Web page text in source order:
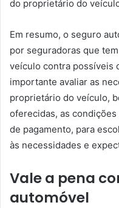
do proprietário do
Em resumo, o seguro
por seguradoras que
veículo contra possíveis
importante avaliar as
proprietário do veículo,
oferecidas, as
de pagamento, para
às necessidades e
Vale a pena
automóvel